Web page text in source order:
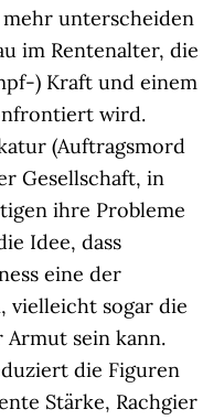
unterscheiden
im Rentenalter, die
) Kraft und einem
wird.
(Auftragsmord
Gesellschaft, in
ihre Probleme
Idee, dass
eine der
vielleicht sogar die
Armut sein kann.
die Figuren
Stärke, Rachgier